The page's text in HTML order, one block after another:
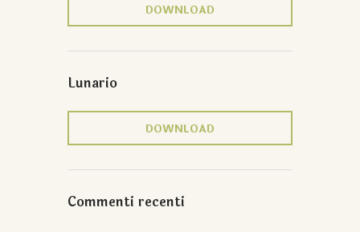
DOWNLOAD
Lunario
DOWNLOAD
Commenti recenti